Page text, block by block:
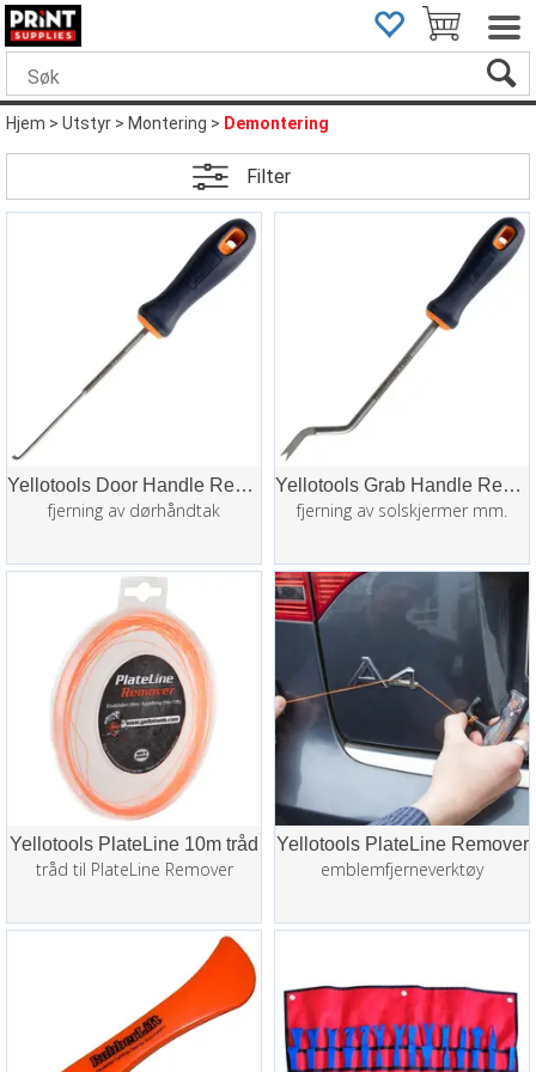
Hjem>Utstyr>Montering> Demontering
Filter
Yellotools Door Handle Remover
fjerning av dørhåndtak
Yellotools Grab Handle Remover
fjerning av solskjermer mm.
Yellotools PlateLine 10m tråd
tråd til PlateLine Remover
Yellotools PlateLine Remover
emblemfjerneverktøy